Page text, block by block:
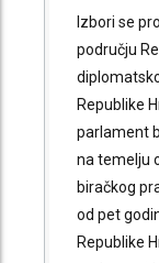
Izbori se
području
Republike
parlament
na temelju
biračkog
od pet
Republike